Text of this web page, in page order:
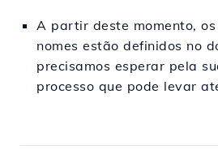
A partir deste momento,
nomes estão definidos no
precisamos esperar pela
processo que pode levar